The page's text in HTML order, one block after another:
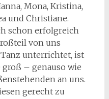
Mona, Kristina,
und Christiane.
schon erfolgreich
von uns
unterrichtet, ist
groß – genauso wie
an uns.
gerecht zu